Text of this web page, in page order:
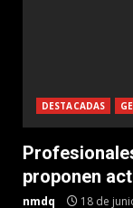
DESTACADAS
proponen
nmdq 18 de